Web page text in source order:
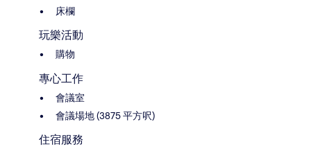
床欄
玩樂活動
購物
專心工作
會議室
會議場地 (3875 平方呎)
住宿服務